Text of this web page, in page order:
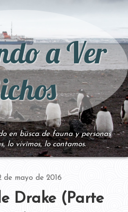
a Ver
en busca de fauna y personas
lo vivimos, lo contamos.
de mayo de 2016
Drake (Parte